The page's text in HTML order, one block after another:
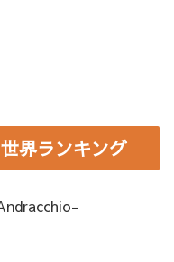
界ランキング